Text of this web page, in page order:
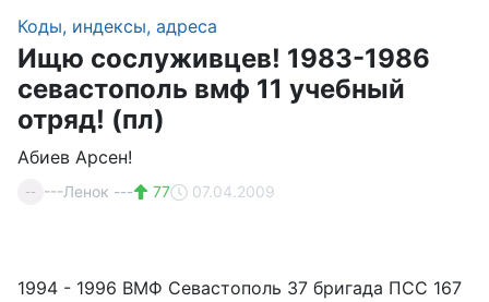
Коды, индексы, адреса
Ищю сослуживцев! 1983-1986
севастополь вмф 11 учебный
отряд! (пл)
Абиев Арсен!
-- ---Ленок --- 77 07.04.2009
1994 - 1996 ВМФ Севастополь 37 бригада ПСС 167